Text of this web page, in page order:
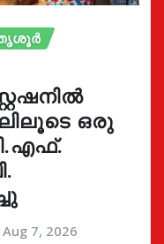
ഒരു
Aug 7, 2026